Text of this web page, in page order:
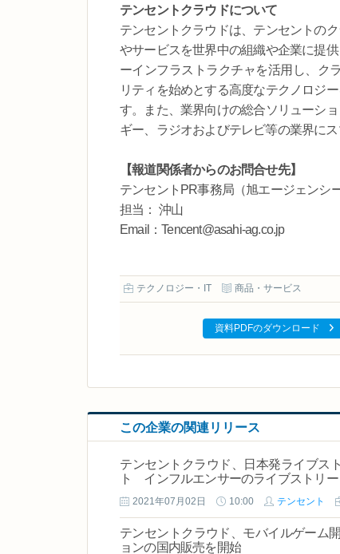
テンセントクラウドについて
テンセントクラウドは、テンセントの
やサービスを世界中の組織や企業に提
ーインフラストラクチャを活用し、ク
リティを始めとする高度なテクノロジ
す。また、業界向けの総合ソリューシ
ギー、ラジオおよびテレビ等の業界に
【報道関係者からのお問合せ先】
テンセントPR事務局（旭エージェンシー
担当： 沖山
Email：Tencent@asahi-ag.co.jp
テクノロジー・IT 商品・サービス
資料PDFのダウンロード
この企業の関連リリース
テンセントクラウド、日本発ライブス
ト インフルエンサーのライブストリ
2021年07月02日 10:00 テンセント
テンセントクラウド、モバイルゲーム
ョンの国内販売を開始